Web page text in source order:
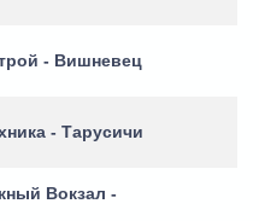
- Вишневец
- Тарусичи
Вокзал -